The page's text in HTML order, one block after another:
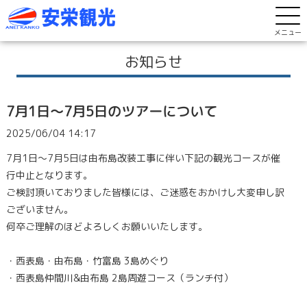
メニュー
お知らせ
7月1日～7月5日のツアーについて
2025/06/04 14:17
7月1日～7月5日は由布島改装工事に伴い下記の観光コースが催
行中止となります。
ご検討頂いておりました皆様には、ご迷惑をおかけし大変申し訳
ございません。
何卒ご理解のほどよろしくお願いいたします。
・西表島・由布島・竹富島 3島めぐり
・西表島仲間川&由布島 2島周遊コース（ランチ付）